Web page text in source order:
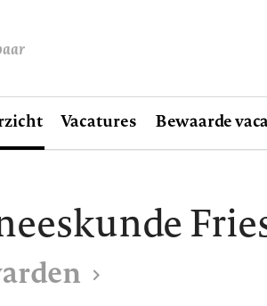
Vacatures Bewaarde